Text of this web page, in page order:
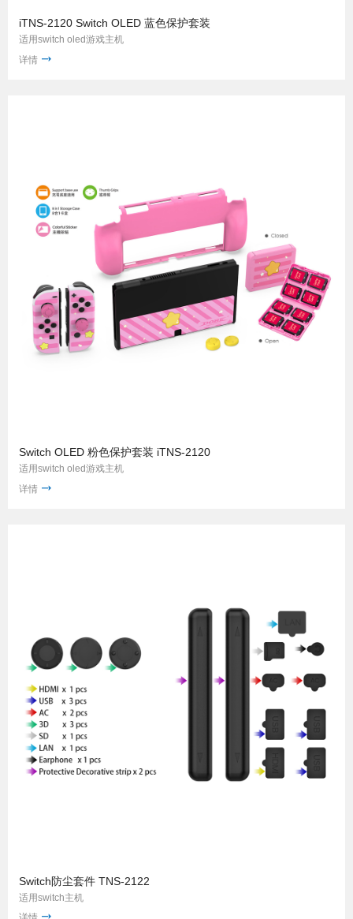
iTNS-2120 Switch OLED 蓝色保护套装
适用switch oled游戏主机
详情
Switch OLED 粉色保护套装 iTNS-2120
适用switch oled游戏主机
详情
Switch防尘套件 TNS-2122
适用switch主机